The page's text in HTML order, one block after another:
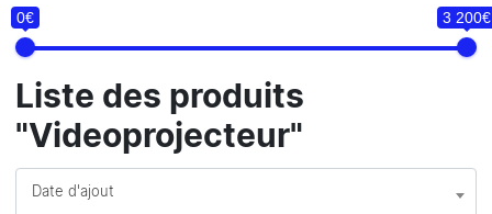
0€ 3 200€
Liste des produits
"Videoprojecteur"
Date d'ajout